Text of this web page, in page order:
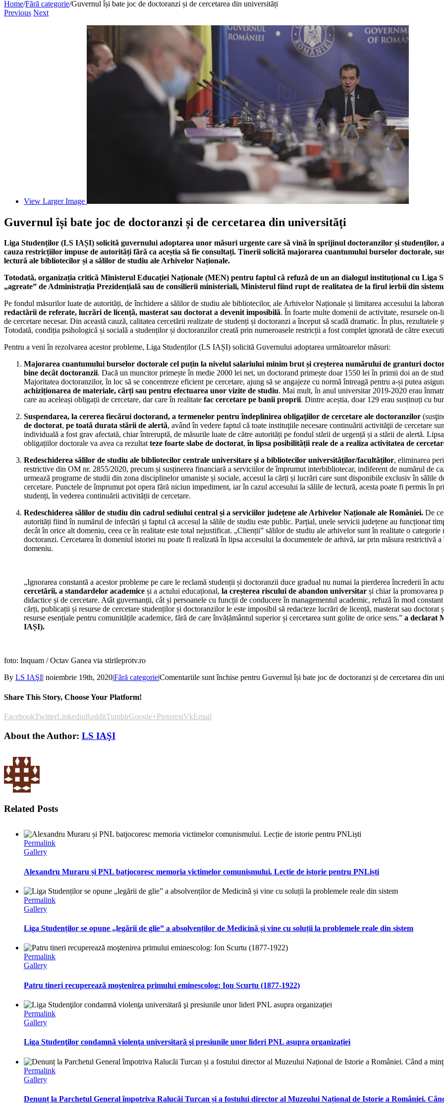
Home/Fără categorie/Guvernul își bate joc de doctoranzi și de cercetarea din universități
Previous Next
View Larger Image
Guvernul își bate joc de doctoranzi și de cercetarea din universități
Liga Studenților (LS IAȘI) solicită guvernului adoptarea unor măsuri urgente care să vină în sprijinul doctoranzilor și studenților,
cauza restricțiilor impuse de autorități fără ca aceștia să fie consultați. Tinerii solicită majorarea cuantumului burselor doctorale,
lectură ale bibliotecilor și a sălilor de studiu ale Arhivelor Naționale.
Totodată, organizația critică Ministerul Educației Naționale (MEN) pentru faptul că refuză de un an dialogul instituțional cu Liga
„agreate” de Administrația Prezidențială sau de consilierii ministeriali, Ministerul fiind rupt de realitatea de la firul ierbii din
Pe fondul măsurilor luate de autorități, de închidere a sălilor de studiu ale bibliotecilor, ale Arhivelor Naționale și limitarea accesului la
redactării de referate, lucrări de licență, masterat sau doctorat a devenit imposibilă. În foarte multe domenii de activitate, resursele
de cercetare necesar. Din această cauză, calitatea cercetării realizate de studenți și doctoranzi a început să scadă dramatic. În plus,
Totodată, condiția psihologică și socială a studenților și doctoranzilor creată prin numeroasele restricții a fost complet ignorată de către
Pentru a veni în rezolvarea acestor probleme, Liga Studenților (LS IAȘI) solicită Guvernului adoptarea următoarelor măsuri:
Majorarea cuantumului burselor doctorale cel puțin la nivelul salariului minim brut și creșterea numărului de granturi
bine decât doctoranzii. Dacă un muncitor primește în medie 2000 lei net, un doctorand primește doar 1550 lei în primii doi an de
Majoritatea doctoranzilor, în loc să se concentreze eficient pe cercetare, ajung să se angajeze cu normă întreagă pentru a-și putea
achiziționarea de materiale, cărți sau pentru efectuarea unor vizite de studiu. Mai mult, în anul universitar 2019-2020 erau
care au aceleași obligații de cercetare, dar care în realitate fac cercetare pe banii proprii. Dintre aceștia, doar 129 erau susținuți cu
Suspendarea, la cererea fiecărui doctorand, a termenelor pentru îndeplinirea obligaţiilor de cercetare ale doctoranzilor
de doctorat, pe toată durata stării de alertă, având în vedere faptul că toate instituţiile necesare continuării activităţii de cercetare
individuală a fost grav afectată, chiar întreruptă, de măsurile luate de către autorități pe fondul stării de urgență și a stării de alertă.
obligațiilor doctorale va avea ca rezultatteze foarte slabe de doctorat,în lipsa posibilității reale de a realiza activitatea de
Redeschiderea sălilor de studiu ale bibliotecilor centrale universitare și a bibliotecilor universităților/facultăților, eliminarea
restrictive din OM nr. 2855/2020, precum și susținerea financiară a serviciilor de împrumut interbibliotecar, indiferent de numărul de
urmează programe de studii din zona disciplinelor umaniste și sociale, accesul la cărți și lucrări care sunt disponibile exclusiv în sălile
cercetare. Punctele de împrumut pot opera fără niciun impediment, iar în cazul accesului la sălile de lectură, acesta poate fi permis în
studenți, în vederea continuării activității de cercetare.
Redeschiderea sălilor de studiu din cadrul sediului central și a serviciilor județene ale Arhivelor Naționale ale României. De
autorități fiind în numărul de infectări și faptul că accesul la sălile de studiu este public. Parțial, unele servicii județene au funcționat
decât în orice alt domeniu, ceea ce în realitate este total nejustificat. „Clienții” sălilor de studiu ale arhivelor sunt în realitate o
doctoranzi. Cercetarea în domeniul istoriei nu poate fi realizată în lipsa accesului la documentele de arhivă, iar prin măsura restrictivă
domeniu.
„Ignorarea constantă a acestor probleme pe care le reclamă studenții și doctoranzii duce gradual nu numai la pierderea încrederii în
cercetării, a standardelor academice și a actului educațional, la creșterea riscului de abandon universitar și chiar la promovarea
didactice și de cercetare. Atât guvernanții, cât și persoanele cu funcții de conducere în managementul academic, refuză în mod
cărți, publicații și resurse de cercetare studenților și doctoranzilor le este imposibil să redacteze lucrări de licență, masterat sau
resurse esențiale pentru comunitățile academice, fără de care învățământul superior și cercetarea sunt golite de orice sens.” a declarat
IAȘI).
foto: Inquam / Octav Ganea via stirileprotv.ro
By LS IAŞI| noiembrie 19th, 2020|Fără categorie|Comentariile sunt închise pentru Guvernul își bate joc de doctoranzi și de cercetarea din
Share This Story, Choose Your Platform!
FacebookTwitterLinkedinRedditTumblrGoogle+PinterestVkEmail
About the Author: LS IAŞI
Related Posts
Permalink
Gallery
Alexandru Muraru și PNL batjocoresc memoria victimelor comunismului. Lecție de istorie pentru PNLiști
Permalink
Gallery
Liga Studenților se opune „legării de glie” a absolvenților de Medicină și vine cu soluții la problemele reale din sistem
Permalink
Gallery
Patru tineri recuperează moştenirea primului eminescolog: Ion Scurtu (1877-1922)
Permalink
Gallery
Liga Studenţilor condamnă violenţa universitară şi presiunile unor lideri PNL asupra organizației
Permalink
Gallery
Denunț la Parchetul General împotriva Ralucăi Turcan și a fostului director al Muzeului Național de Istorie a României.